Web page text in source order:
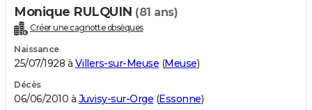
Monique RULQUIN (81 ans)
Créer une cagnotte obsèques
Naissance
25/07/1928 à Villers-sur-Meuse (Meuse)
Décès
06/06/2010 à Juvisy-sur-Orge (Essonne)